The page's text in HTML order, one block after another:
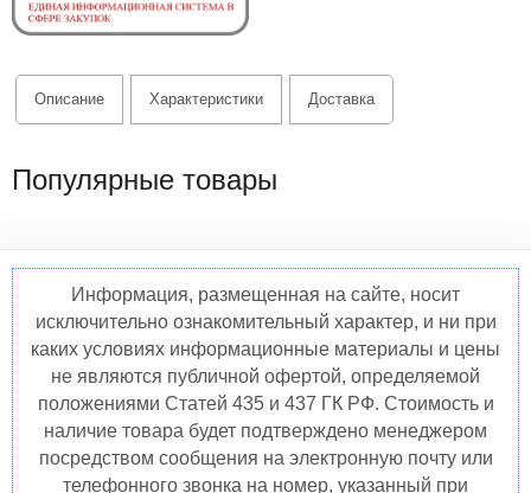
Описание Характеристики Доставка
Популярные товары
Информация, размещенная на сайте, носит
исключительно ознакомительный характер, и ни при
каких условиях информационные материалы и цены
не являются публичной офертой, определяемой
положениями Статей 435 и 437 ГК РФ. Стоимость и
наличие товара будет подтверждено менеджером
посредством сообщения на электронную почту или
телефонного звонка на номер, указанный при